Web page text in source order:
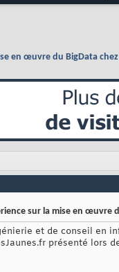
en œuvre du BigData chez
sur la mise en œuvre
et de conseil en
présenté lors